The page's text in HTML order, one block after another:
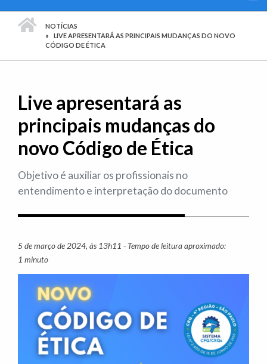
PÁGINA INICIAL
NOTÍCIAS
LIVE APRESENTARÁ AS PRINCIPAIS MUDANÇAS DO NOVO
CÓDIGO DE ÉTICA
Live apresentará as
principais mudanças do
novo Código de Ética
Objetivo é auxiliar os profissionais no
entendimento e interpretação do documento
5 de março de 2024, às 13h11 - Tempo de leitura aproximado:
1 minuto